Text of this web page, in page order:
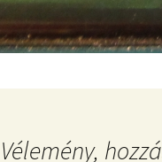
Vélemény,